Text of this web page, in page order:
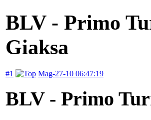
BLV - Primo
Giaksa
#1 Mag-27-10 06:47:19
BLV - Primo